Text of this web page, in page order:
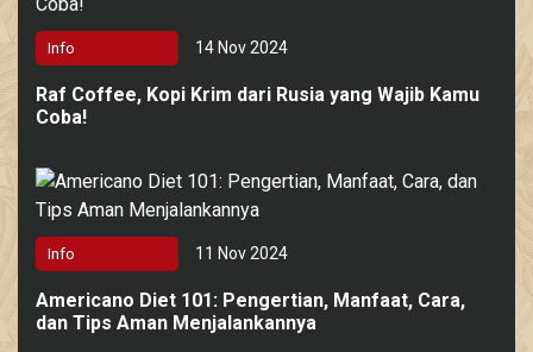
Info 14 Nov 2024
Raf Coffee, Kopi Krim dari Rusia yang Wajib Kamu
Coba!
Info 11 Nov 2024
Americano Diet 101: Pengertian, Manfaat, Cara,
dan Tips Aman Menjalankannya